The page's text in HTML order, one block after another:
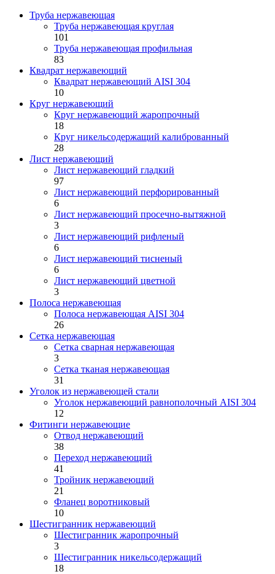
Труба нержавеющая
Труба нержавеющая круглая
101
Труба нержавеющая профильная
83
Квадрат нержавеющий
Квадрат нержавеющий AISI 304
10
Круг нержавеющий
Круг нержавеющий жаропрочный
18
Круг никельсодержащий калиброванный
28
Лист нержавеющий
Лист нержавеющий гладкий
97
Лист нержавеющий перфорированный
6
Лист нержавеющий просечно-вытяжной
3
Лист нержавеющий рифленый
6
Лист нержавеющий тисненый
6
Лист нержавеющий цветной
3
Полоса нержавеющая
Полоса нержавеющая AISI 304
26
Сетка нержавеющая
Сетка сварная нержавеющая
3
Сетка тканая нержавеющая
31
Уголок из нержавеющей стали
Уголок нержавеющий равнополочный AISI 304
12
Фитинги нержавеющие
Отвод нержавеющий
38
Переход нержавеющий
41
Тройник нержавеющий
21
Фланец воротниковый
10
Шестигранник нержавеющий
Шестигранник жаропрочный
3
Шестигранник никельсодержащий
18